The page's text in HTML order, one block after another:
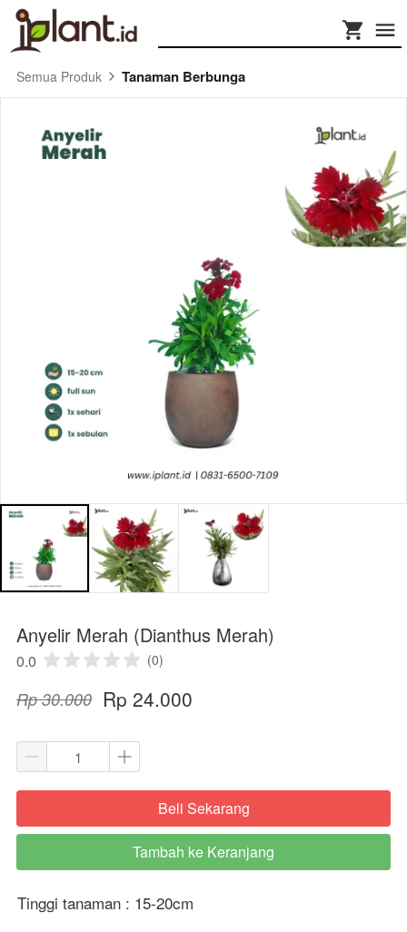
Semua Produk Tanaman Berbunga
Anyelir Merah (Dianthus Merah)
0.0 (0)
Rp 30.000 Rp 24.000
`Beli Sekarang
`
Tambah ke Keranjang
Tinggi tanaman : 15-20cm